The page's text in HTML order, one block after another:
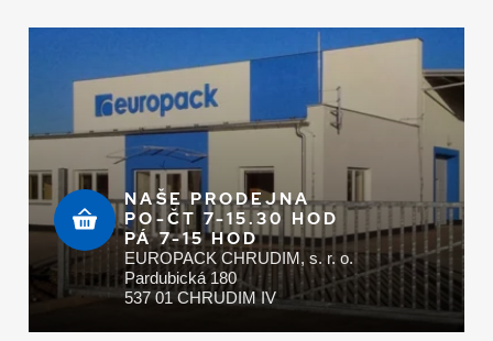
NAŠE PRODEJNA
PO-ČT 7-15.30 HOD
PÁ 7-15 HOD
EUROPACK CHRUDIM, s. r. o.
Pardubická 180
537 01 CHRUDIM IV